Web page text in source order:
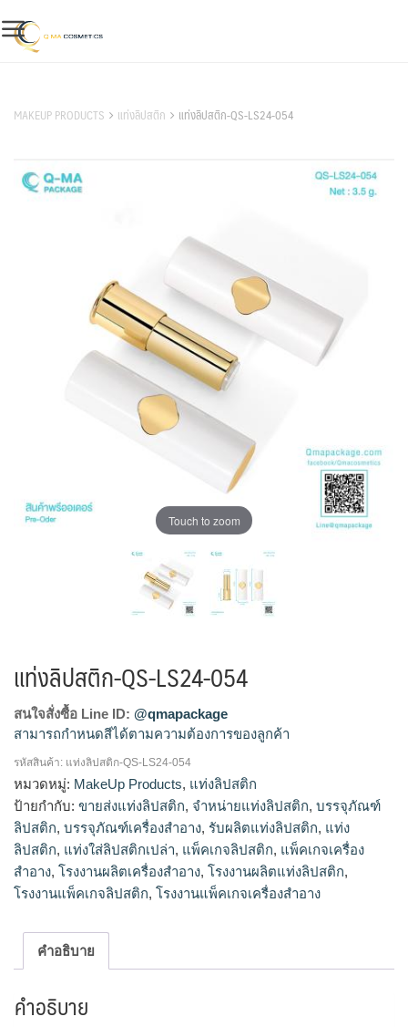
to
content
MAKEUP PRODUCTS แท่งลิปสติก แท่งลิปสติก-QS-LS24-054
Touch to zoom
แท่งลิปสติก-QS-LS24-054
สนใจสั่งซื้อ Line ID: @qmapackage
สามารถกำหนดสีได้ตามความต้องการของลูกค้า
โรงงานผลิตแท่งลิปสติก,จำหน่ายแท่งลิปสติก,รับผลิตแท่ง
ลิปสติก,ขายส่งแท่งลิปสติก
รหัสสินค้า: แท่งลิปสติก-QS-LS24-054
หมวดหมู่: MakeUp Products, แท่งลิปสติก
ป้ายกำกับ: ขายส่งแท่งลิปสติก, จำหน่ายแท่งลิปสติก, บรรจุภัณฑ์
ลิปสติก, บรรจุภัณฑ์เครื่องสำอาง, รับผลิตแท่งลิปสติก, แท่ง
ลิปสติก, แท่งใส่ลิปสติกเปล่า, แพ็คเกจลิปสติก, แพ็คเกจเครื่อง
สำอาง, โรงงานผลิตเครื่องสำอาง, โรงงานผลิตแท่งลิปสติก,
โรงงานแพ็คเกจลิปสติก, โรงงานแพ็คเกจเครื่องสำอาง
คำอธิบาย
คำอธิบาย